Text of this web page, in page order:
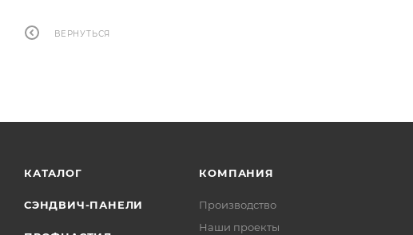
ВЕРНУТЬСЯ
КАТАЛОГ
СЭНДВИЧ-ПАНЕЛИ
КОМПАНИЯ
Производство
Наши проекты